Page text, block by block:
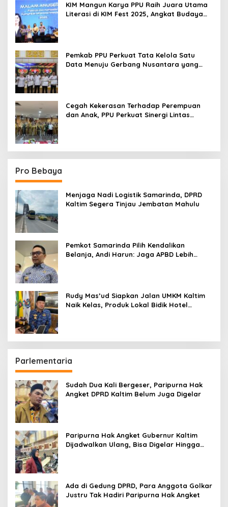
KIM Mangun Karya PPU Raih Juara Utama
Literasi di KIM Fest 2025, Angkat Budaya
Pemkab PPU Perkuat Tata Kelola Satu
Data Menuju Gerbang Nusantara yang
Cegah Kekerasan Terhadap Perempuan
dan Anak, PPU Perkuat Sinergi Lintas
Pro Bebaya
Menjaga Nadi Logistik Samarinda, DPRD
Kaltim Segera Tinjau Jembatan Mahulu
Pemkot Samarinda Pilih Kendalikan
Belanja, Andi Harun: Jaga APBD Lebih
Rudy Mas’ud Siapkan Jalan UMKM Kaltim
Naik Kelas, Produk Lokal Bidik Hotel
Parlementaria
Sudah Dua Kali Bergeser, Paripurna Hak
Angket DPRD Kaltim Belum Juga Digelar
Paripurna Hak Angket Gubernur Kaltim
Dijadwalkan Ulang, Bisa Digelar Hingga
Ada di Gedung DPRD, Para Anggota Golkar
Justru Tak Hadiri Paripurna Hak Angket